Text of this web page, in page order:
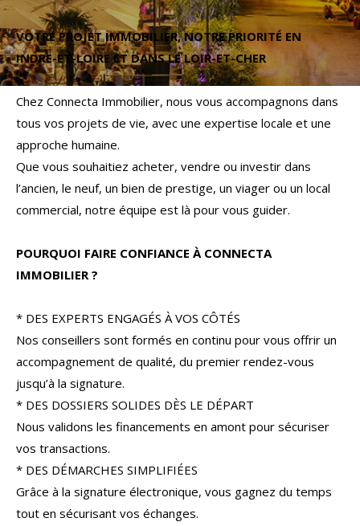
VOTRE PROJET IMMOBILIER, NOTRE PRIORITÉ EN
INDRE-ET-LOIRE ET DANS LE LOIR-ET-CHER
Chez Connecta Immobilier, nous vous accompagnons dans
tous vos projets de vie, avec une expertise locale et une
approche humaine.
Que vous souhaitiez acheter, vendre ou investir dans
l’ancien, le neuf, un bien de prestige, un viager ou un local
commercial, notre équipe est là pour vous guider.
POURQUOI FAIRE CONFIANCE À CONNECTA
IMMOBILIER ?
* DES EXPERTS ENGAGÉS À VOS CÔTÉS
Nos conseillers sont formés en continu pour vous offrir un
accompagnement de qualité, du premier rendez-vous
jusqu’à la signature.
* DES DOSSIERS SOLIDES DÈS LE DÉPART
Nous validons les financements en amont pour sécuriser
vos transactions.
* DES DÉMARCHES SIMPLIFIÉES
Grâce à la signature électronique, vous gagnez du temps
tout en sécurisant vos échanges.
Budget
Budget
Surface
Surface
Pièces
Pièces
Référence
AFFINER LES CRITÈRES
FILTRER PAR
COUPS DE COEUR
NOUVEAUTÉS
RECHERCHER